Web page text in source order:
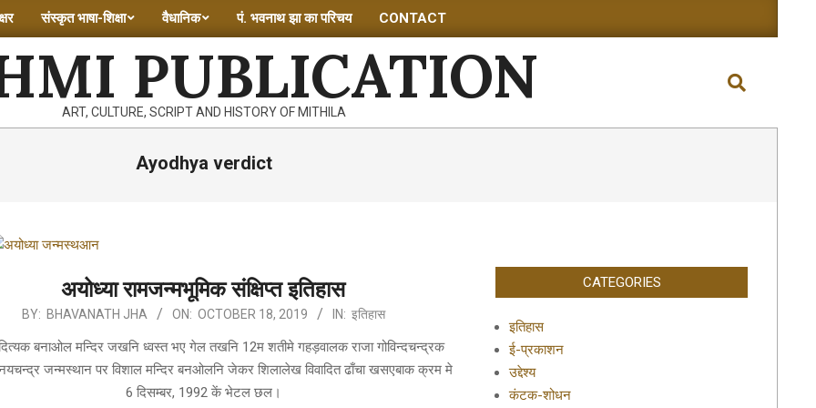
संस्कृत भाषा-शिक्षा वैधानिक पं. भवनाथ झा का परिचय CONTACT
PUBLICATION
ART, CULTURE, SCRIPT AND HISTORY OF MITHILA
Search
Ayodhya verdict
अयोध्या रामजन्मभूमिक संक्षिप्त इतिहास
BY: BHAVANATH JHA ON: OCTOBER 18, 2019 IN: इतिहास
बनाओल मन्दिर जखनि ध्वस्त भए गेल तखनि 12म शतीमे गहड़वालक राजा गोविन्दचन्द्रक
जन्मस्थान पर विशाल मन्दिर बनओलनि जेकर शिलालेख विवादित ढाँचा खसएबाक क्रम मे
6 दिसम्बर, 1992 कें भेटल छल।
CATEGORIES
इतिहास
ई-प्रकाशन
उद्देश्य
कंटक-शोधन